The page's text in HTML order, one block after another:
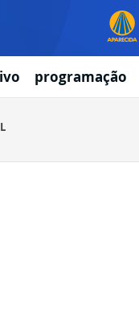
programação